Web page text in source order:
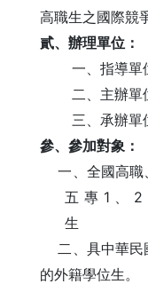
高職生之國際競
貳、辦理單位：
一、指導單
二、主辦單
三、承辦單
參、參加對象：
一、全國高職
五專 1 2
生
二、具中華
的外籍學位生。